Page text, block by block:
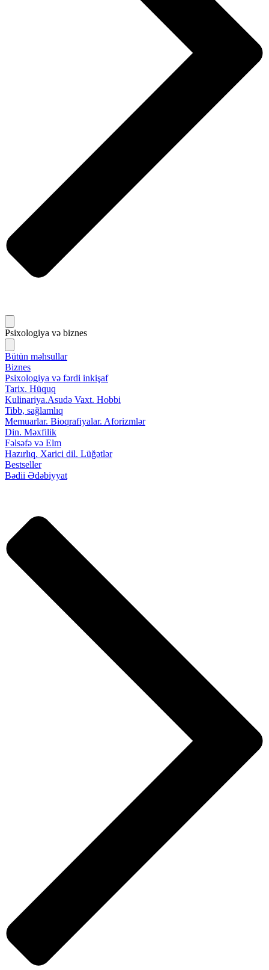
Psixologiya və biznes
Bütün məhsullar
Biznes
Psixologiya və fərdi inkişaf
Tarix. Hüquq
Kulinariya.Asudə Vaxt. Hobbi
Tibb, sağlamlıq
Memuarlar. Bioqrafiyalar. Aforizmlər
Din. Məxfilik
Fəlsəfə və Elm
Hazırlıq. Xarici dil. Lüğətlər
Bestseller
Bədii Ədəbiyyat